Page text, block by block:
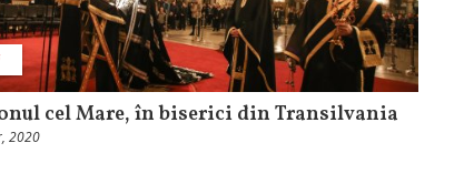
cel Mare, în biserici din Transilvania
2020